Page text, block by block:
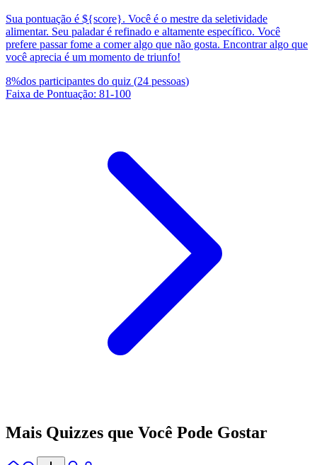
Sua pontuação é ${score}. Você é o mestre da seletividade
alimentar. Seu paladar é refinado e altamente específico. Você
prefere passar fome a comer algo que não gosta. Encontrar algo que
você aprecia é um momento de triunfo!
8%dos participantes do quiz (24 pessoas)
Faixa de Pontuação: 81-100
Mais Quizzes que Você Pode Gostar
InícioExplorar Alertas